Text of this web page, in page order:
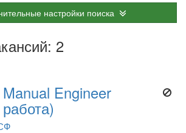
настройки поиска
2
Engineer